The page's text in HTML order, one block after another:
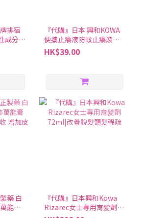
排宿
成分
『代購』日本 興和KOWA
便攜止癢液防蚊止癢滾珠
（2款可選）|快速緩解瘙
癢
HK$39.00
藥 白
能膏
『代購』日本興和Kowa
Rizarec女士專用育髪劑